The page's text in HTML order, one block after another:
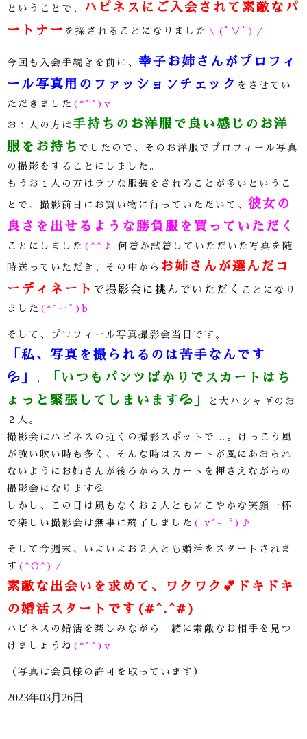
ということで、
ハピネスにご入会されて素敵なパ
ートナー を探されることになりました ＼(ﾟ∀ﾟ)／
今回も入会手続きを前に、 幸子お姉さんがプロフィ
ール写真用のファッションチェック をさせてい
ただきました (*^^)v
お１人の方は 手持ちのお洋服で良い感じのお洋
服をお持ち でしたので、そのお洋服でプロフィール写真
の撮影をすることにしました。
もうお１人の方はラフな服装をされることが多いというこ
とで、撮影前日にお買い物に行っていただいて、 彼女の
良さを出せるような勝負服を買っていただく
ことにしました (^^♪ 何着か試着していただいた写真を随
時送っていただき、その中から お姉さんが選んだコ
ーディネート で撮影会に挑んでいただく
ことになり
ました (*^ーﾟ)b
そして、プロフィール写真撮影会当日です。
「私、写真を撮られるのは苦手なんです
💦 」 、
「いつもパンツばかりでスカートはち
ょっと緊張してしまいます 💦 」
と大ハシャギのお
２人。
撮影会はハピネスの近くの撮影スポットで … 。けっこう風
が強い吹い時も多く、そんな時はスカートが風にあおられ
ないようにお姉さんが後ろからスカートを押さえながらの
撮影会になります💦
しかし、この日は風もなくお２人ともにこやかな笑顔一杯
で楽しい撮影会は無事に終了しました ( v^-゜)♪
そして今週末、いよいよお２人とも婚活をスタートされま
す (^O^)／
素敵な出会いを求めて、ワクワク 💕 ドキドキ
の婚活スタートです(#^.^#)
ハピネスの婚活を楽しみながら一緒に素敵なお相手を見つ
けましょうね (*^^)v
（写真は会員様の許可を取っています）
2023年03月26日